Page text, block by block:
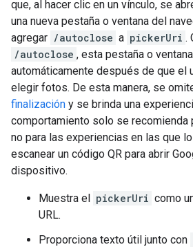
que, al hacer clic en un vínculo, se
una nueva pestaña o ventana del
agregar /autoclose a pickerUri .
/autoclose , esta pestaña o
automáticamente después de que el
elegir fotos. De esta manera, se
finalización y se brinda una
comportamiento solo se recomienda
no para las experiencias en las que
escanear un código QR para abrir
dispositivo.
Muestra el pickerUri como
URL.
Proporciona texto útil junto con